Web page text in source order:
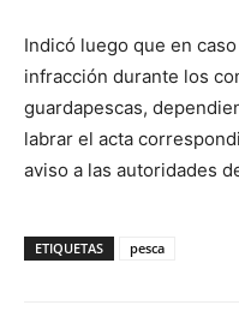
Indicó luego que en
infracción durante los
guardapescas,
labrar el acta
aviso a las autoridades
ETIQUETAS pesca